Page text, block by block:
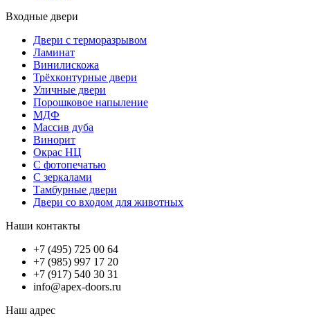
Входные двери
Двери с терморазрывом
Ламинат
Винилискожа
Трёхконтурные двери
Уличные двери
Порошковое напыление
МДФ
Массив дуба
Винорит
Окрас НЦ
С фотопечатью
С зеркалами
Тамбурные двери
Двери со входом для животных
Наши контакты
+7 (495) 725 00 64
+7 (985) 997 17 20
+7 (917) 540 30 31
info@apex-doors.ru
Наш адрес